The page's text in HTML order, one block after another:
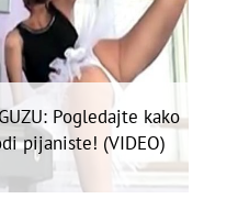
Pogledajte kako
pijaniste! (VIDEO)